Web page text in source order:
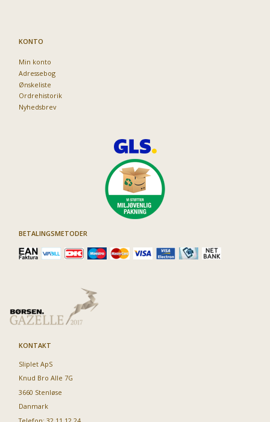
KONTO
Min konto
Adressebog
Ønskeliste
Ordrehistorik
Nyhedsbrev
BETALINGSMETODER
KONTAKT
Sliplet ApS
Knud Bro Alle 7G
3660 Stenløse
Danmark
Telefon: 32 11 12 24